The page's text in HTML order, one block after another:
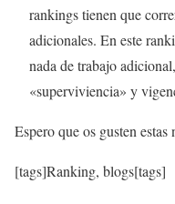
rankings tienen que
adicionales. En este
nada de trabajo
«superviviencia» y
Espero que os gusten
[tags]Ranking, blogs[tags]